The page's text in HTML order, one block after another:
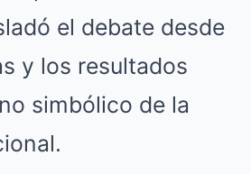
el debate desde
y los resultados
simbólico de la